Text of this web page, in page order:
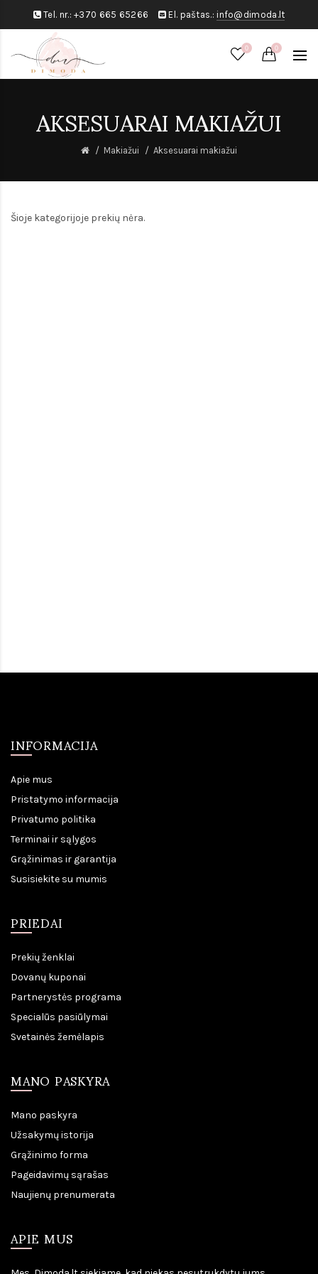
Tel. nr.:+370 665 65266 El. paštas.:info@dimoda.lt
0 0
AKSESUARAI MAKIAŽUI
Makiažui Aksesuarai makiažui
Šioje kategorijoje prekių nėra.
INFORMACIJA
Apie mus
Pristatymo informacija
Privatumo politika
Terminai ir sąlygos
Grąžinimas ir garantija
Susisiekite su mumis
PRIEDAI
Prekių ženklai
Dovanų kuponai
Partnerystės programa
Specialūs pasiūlymai
Svetainės žemėlapis
MANO PASKYRA
Mano paskyra
Užsakymų istorija
Grąžinimo forma
Pageidavimų sąrašas
Naujienų prenumerata
APIE MUS